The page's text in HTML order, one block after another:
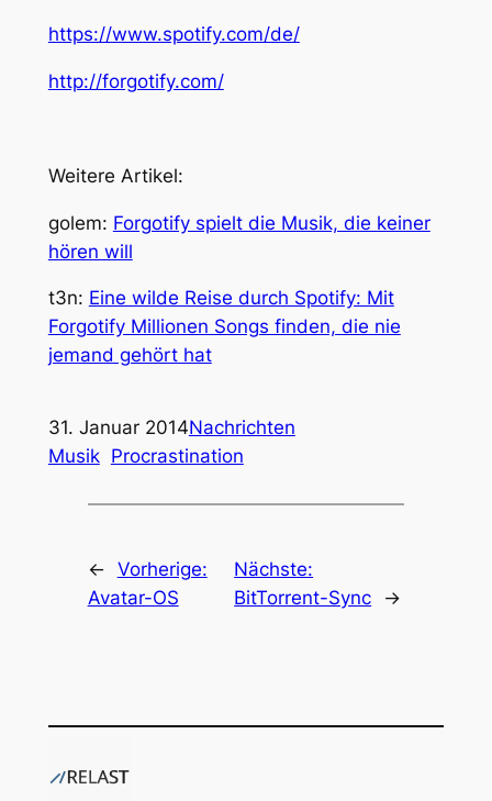
https://www.spotify.com/de/
http://forgotify.com/
Weitere Artikel:
golem: Forgotify spielt die Musik, die keiner
hören will
t3n: Eine wilde Reise durch Spotify: Mit
Forgotify Millionen Songs finden, die nie
jemand gehört hat
31. Januar 2014Nachrichten
Musik Procrastination
← Vorherige:
Avatar-OS
Nächste:
BitTorrent-Sync
→